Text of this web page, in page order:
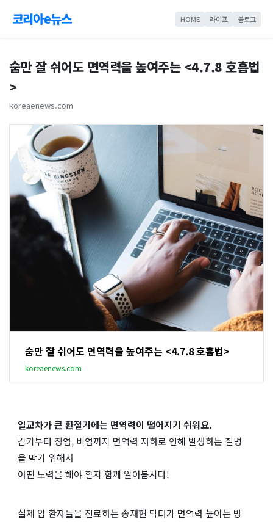
코리아e뉴스 HOME 라이프 블로그
숨만 잘 쉬어도 면역력을 높여주는 <4.7.8 호흡법
>
koreaenews.com
숨만 잘 쉬어도 면역력을 높여주는 <4.7.8 호흡법>
koreaenews.com
일교차가 큰 환절기에는 면역력이 떨어지기 쉬워요.
감기부터 장염, 비염까지 면역력 저하로 인해 발생하는 질병
을 막기 위해서
어떤 노력을 해야 할지 함께 알아봅시다!
실제 암 환자들을 진료하는 송재현 닥터가 면역력 높이는 방